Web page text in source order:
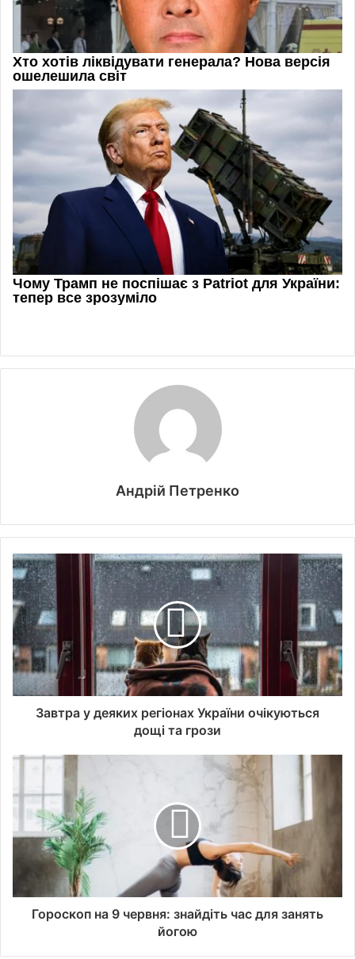
Андрій Петренко
Завтра у деяких регіонах України очікуються
дощі та грози
Гороскоп на 9 червня: знайдіть час для занять
йогою